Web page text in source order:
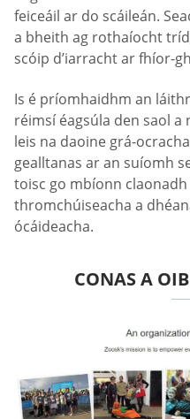
feiceáil ar do scáileán.
a bheith ag rothaíocht
scóip d’iarracht ar fhíor-
Is é príomhaidhm an
réimsí éagsúla den saol
leis na daoine grá-
gealltanas ar an suíomh
toisc go mbíonn
thromchúiseacha a
ócáideacha.
CONAS A